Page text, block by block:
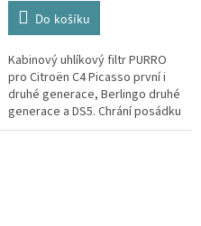
Do košíku
Kabinový uhlíkový filtr PURRO
pro Citroën C4 Picasso první i
druhé generace, Berlingo druhé
generace a DS5. Chrání posádku
před škodlivými částicemi,